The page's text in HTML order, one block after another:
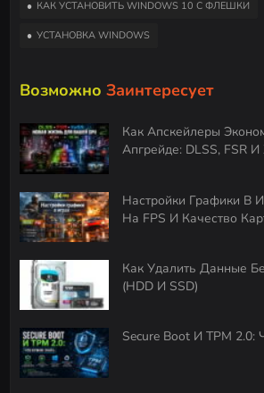
КАК УСТАНОВИТЬ WINDOWS 10 С ФЛЕШКИ
УСТАНОВКА WINDOWS
Возможно Заинтересует
Как Апскейлеры
Апгрейде: DLSS, FSR И
Настройки Графики В
На FPS И Качество
Как Удалить Данные
(HDD И SSD)
Secure Boot И TPM 2.0: